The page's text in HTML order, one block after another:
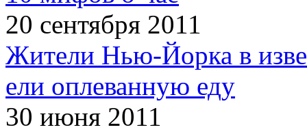
20 сентября 2011
Жители Нью-Йорка в
ели оплеванную еду
30 июня 2011